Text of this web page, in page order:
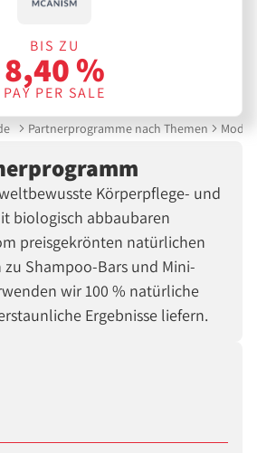
BIS ZU
8,40 %
PAY PER SALE
Partnerprogramme nach Themen Mode
Körperpflege- und
biologisch abbaubaren
preisgekrönten natürlichen
Shampoo-Bars und Mini-
wir 100 % natürliche
Ergebnisse liefern.